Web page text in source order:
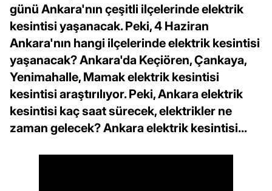
günü Ankara'nın çeşitli ilçelerinde elektrik
kesintisi yaşanacak. Peki, 4 Haziran
Ankara'nın hangi ilçelerinde elektrik kesintisi
yaşanacak? Ankara'da Keçiören, Çankaya,
Yenimahalle, Mamak elektrik kesintisi
kesintisi araştırılıyor. Peki, Ankara elektrik
kesintisi kaç saat sürecek, elektrikler ne
zaman gelecek? Ankara elektrik kesintisi...